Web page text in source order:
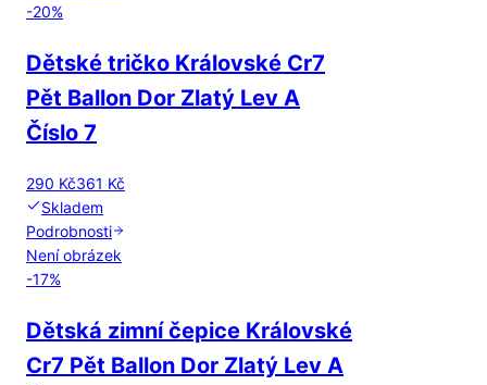
-20%
Dětské tričko Královské Cr7
Pět Ballon Dor Zlatý Lev A
Číslo 7
290 Kč361 Kč
Skladem
Podrobnosti
Není obrázek
-17%
Dětská zimní čepice Královské
Cr7 Pět Ballon Dor Zlatý Lev A